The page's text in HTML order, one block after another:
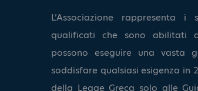
L’Associazione rappresenta i
qualificati che sono abilitati
possono eseguire una vasta
soddisfare qualsiasi esigenza in
della Legge Greca solo alle